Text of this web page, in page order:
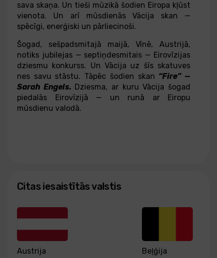
sava skaņa. Un tieši mūzikā šodien Eiropa kļūst
vienota. Un arī mūsdienās Vācija skan —
spēcīgi, enerģiski un pārliecinoši.
Šogad, sešpadsmitajā maijā, Vīnē, Austrijā,
notiks jubilejas — septiņdesmitais — Eirovīzijas
dziesmu konkurss. Un Vācija uz šīs skatuves
nes savu stāstu. Tāpēc šodien skan “Fire” —
Sarah Engels. Dziesma, ar kuru Vācija šogad
piedalās Eirovīzijā — un runā ar Eiropu
mūsdienu valodā.
Citas iesaistītās valstis
Austrija Beļģija